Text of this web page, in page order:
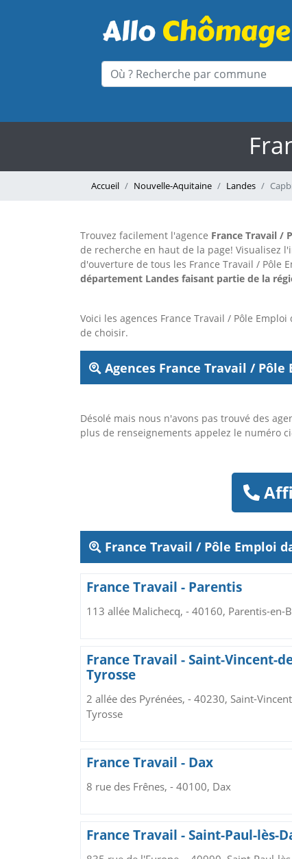
Accueil Nouvelle-Aquitaine Landes
Trouvez facilement l'agence France Travail /
de recherche en haut de la page! Visualisez
d'ouverture de tous les France Travail / Pôle
département Landes faisant partie de la
Voici les agences France Travail / Pôle
de choisir.
Agences France Travail / Pôle
Désolé mais nous n'avons pas trouvé des
plus de renseignements appelez le numéro
France Travail / Pôle Emploi
France Travail - Parentis
113 allée Malichecq, - 40160, Parentis-en-
France Travail - Saint-Vincent-
Tyrosse
2 allée des Pyrénées, - 40230, Saint-
Tyrosse
France Travail - Dax
8 rue des Frênes, - 40100, Dax
France Travail - Saint-Paul-lès-